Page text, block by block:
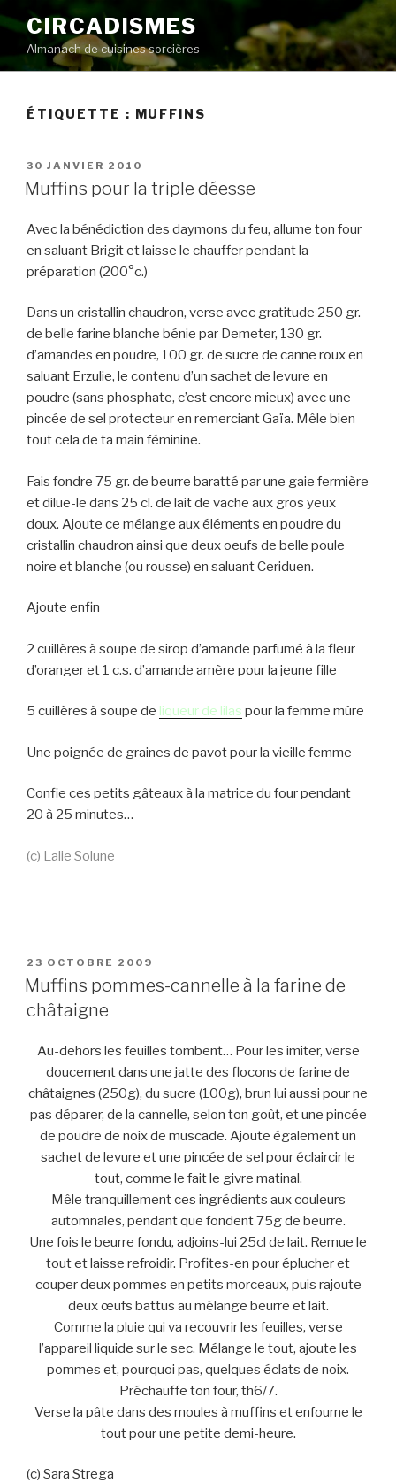
au
contenu
principal
CIRCADISMES
Almanach de cuisines sorcières
ÉTIQUETTE : MUFFINS
PUBLIÉ
LE
30 JANVIER 2010
Muffins pour la triple déesse
Avec la bénédiction des daymons du feu, allume ton four
en saluant Brigit et laisse le chauffer pendant la
préparation (200°c.)
Dans un cristallin chaudron, verse avec gratitude 250 gr.
de belle farine blanche bénie par Demeter, 130 gr.
d’amandes en poudre, 100 gr. de sucre de canne roux en
saluant Erzulie, le contenu d’un sachet de levure en
poudre (sans phosphate, c’est encore mieux) avec une
pincée de sel protecteur en remerciant Gaïa. Mêle bien
tout cela de ta main féminine.
Fais fondre 75 gr. de beurre baratté par une gaie fermière
et dilue-le dans 25 cl. de lait de vache aux gros yeux
doux. Ajoute ce mélange aux éléments en poudre du
cristallin chaudron ainsi que deux oeufs de belle poule
noire et blanche (ou rousse) en saluant Ceriduen.
Ajoute enfin
2 cuillères à soupe de sirop d’amande parfumé à la fleur
d’oranger et 1 c.s. d’amande amère pour la jeune fille
5 cuillères à soupe de liqueur de lilas pour la femme mûre
Une poignée de graines de pavot pour la vieille femme
Confie ces petits gâteaux à la matrice du four pendant
20 à 25 minutes…
(c) Lalie Solune
PUBLIÉ
LE
23 OCTOBRE 2009
Muffins pommes-cannelle à la farine de
châtaigne
Au-dehors les feuilles tombent… Pour les imiter, verse
doucement dans une jatte des flocons de farine de
châtaignes (250g), du sucre (100g), brun lui aussi pour ne
pas déparer, de la cannelle, selon ton goût, et une pincée
de poudre de noix de muscade. Ajoute également un
sachet de levure et une pincée de sel pour éclaircir le
tout, comme le fait le givre matinal.
Mêle tranquillement ces ingrédients aux couleurs
automnales, pendant que fondent 75g de beurre.
Une fois le beurre fondu, adjoins-lui 25cl de lait. Remue le
tout et laisse refroidir. Profites-en pour éplucher et
couper deux pommes en petits morceaux, puis rajoute
deux œufs battus au mélange beurre et lait.
Comme la pluie qui va recouvrir les feuilles, verse
l’appareil liquide sur le sec. Mélange le tout, ajoute les
pommes et, pourquoi pas, quelques éclats de noix.
Préchauffe ton four, th6/7.
Verse la pâte dans des moules à muffins et enfourne le
tout pour une petite demi-heure.
(c) Sara Strega